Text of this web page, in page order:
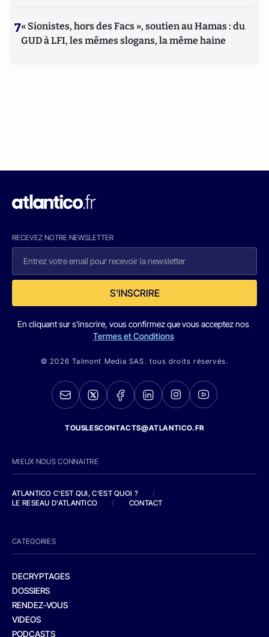
7« Sionistes, hors des Facs », soutien au Hamas : du
GUD à LFI, les mêmes slogans, la même haine
RECEVEZ NOTRE NEWSLETTER
S'INSCRIRE
En cliquant sur s'inscrire, vous confirmez que vous acceptez nos
Termes et Conditions
© 2026 Talmont Media SAS. tous droits réservés.
TOUSLESCONTACTS@ATLANTICO.FR
MIEUX NOUS CONNAITRE
ATLANTICO C'EST QUI, C'EST QUOI ?
/
LE RESEAU D'ATLANTICO
/ CONTACT
CATEGORIES
DECRYPTAGES
DOSSIERS
RENDEZ-VOUS
VIDEOS
PODCASTS